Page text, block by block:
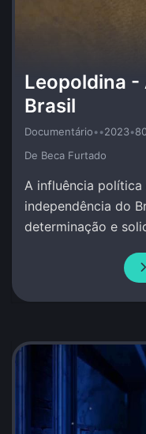
Leopoldina -
Brasil
Documentário••2023•
De Beca Furtado
A influência
independência do
determinação e